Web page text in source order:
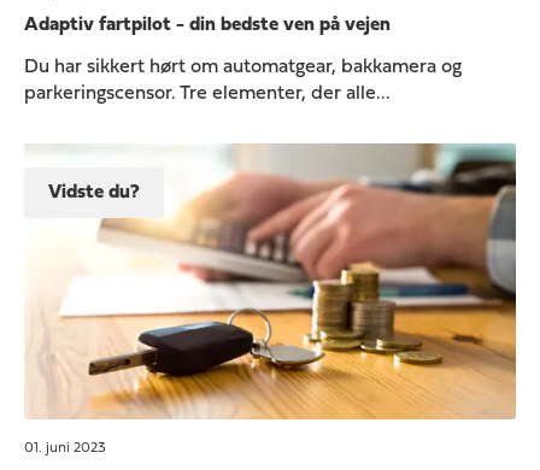
Adaptiv fartpilot - din bedste ven på vejen
Du har sikkert hørt om automatgear, bakkamera og
parkeringscensor. Tre elementer, der alle...
Vidste du?
01. juni 2023